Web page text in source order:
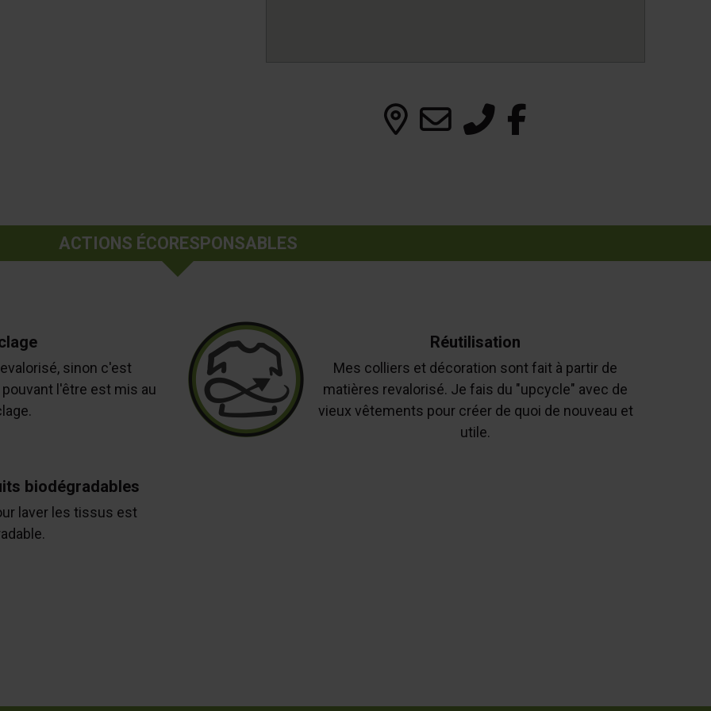
ACTIONS ÉCORESPONSABLES
sinon c'est
l'être est mis au
Réutilisation
Mes colliers et décoration sont fait à partir de
matières revalorisé. Je fais du "upcycle" avec de
vieux vêtements pour créer de quoi de nouveau et
utile.
biodégradables
laver les tissus est